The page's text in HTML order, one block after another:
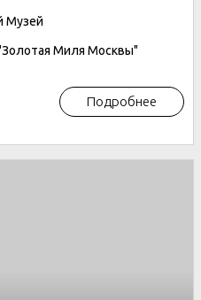
Музей
Миля Москвы"
Подробнее